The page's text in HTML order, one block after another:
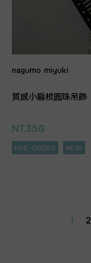
nagumo miyuki
質感小扁梳圓珠吊飾
NT.350
PRE-ORDER NEW
1 2